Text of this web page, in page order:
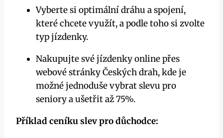
Vyberte si optimální dráhu a spojení,
které chcete využít, a podle toho si zvolte
typ jízdenky.
Nakupujte své jízdenky online přes
webové stránky Českých drah, kde je
možné jednoduše vybrat slevu pro
seniory a ušetřit až 75%.
Příklad ceníku slev pro důchodce: